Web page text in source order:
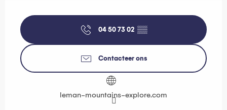
04 50 73 02 ▒▒
Contacteer ons
leman-mountains-explore.com